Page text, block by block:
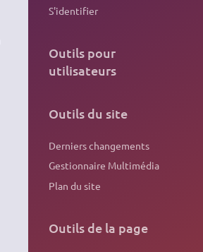
S'identifier
Outils pour
utilisateurs
Outils du site
Derniers changements
Gestionnaire Multimédia
Plan du site
Outils de la page